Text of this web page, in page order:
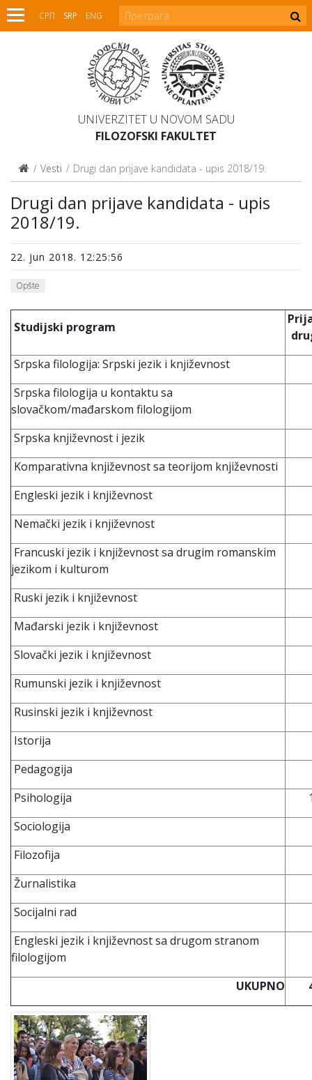
СРП SRP ENG
UNIVERZITET U NOVOM SADU
FILOZOFSKI FAKULTET
Vesti Drugi dan prijave kandidata - upis 2018/19.
Drugi dan prijave kandidata - upis
2018/19.
22. jun 2018. 12:25:56
Opšte
Studijski program
Srpska filologija: Srpski jezik i književnost
Srpska filologija u kontaktu sa
slovačkom/mađarskom filologijom
Srpska književnost i jezik
Komparativna književnost sa teorijom književnosti
Engleski jezik i književnost
Nemački jezik i književnost
Francuski jezik i književnost sa drugim romanskim
jezikom i kulturom
Ruski jezik i književnost
Mađarski jezik i književnost
Slovački jezik i književnost
Rumunski jezik i književnost
Rusinski jezik i književnost
Istorija
Pedagogija
Psihologija
Sociologija
Filozofija
Žurnalistika
Socijalni rad
Engleski jezik i književnost sa drugom stranom
filologijom
UKUPNO